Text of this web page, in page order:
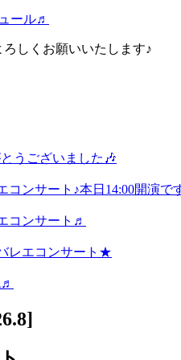
ール♬
しくお願いいたします♪
うございました🎶
コンサート♪本日14:00開演で
コンサート♬
レエコンサート★